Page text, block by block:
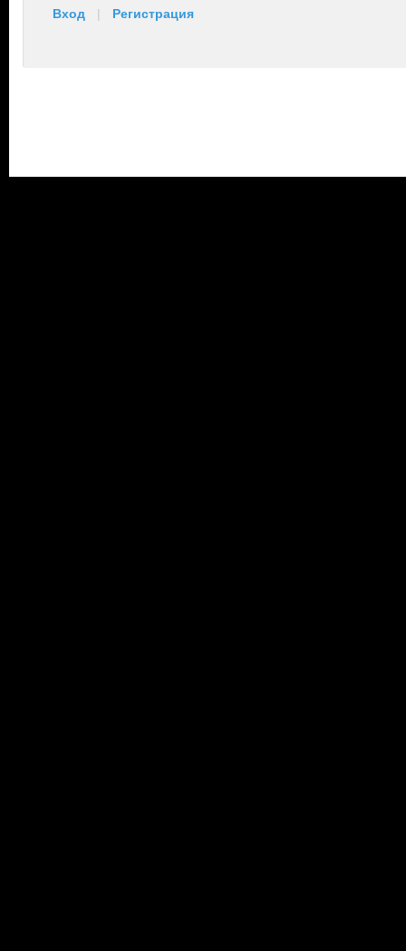
Вход | Регистрация